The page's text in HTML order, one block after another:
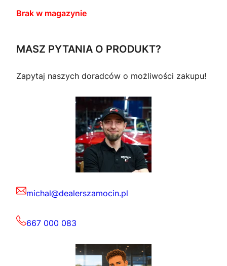
Brak w magazynie
MASZ PYTANIA O PRODUKT?
Zapytaj naszych doradców o możliwości zakupu!
michal@dealerszamocin.pl
667 000 083